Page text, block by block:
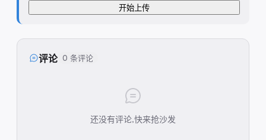
开始上传
评论 0 条评论
还没有评论,快来抢沙发